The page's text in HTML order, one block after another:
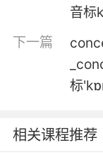
从概念上来说
6. Yeah, no,
more
是啊 我们一
7. We need
音标
下一篇
标
相关课程推荐